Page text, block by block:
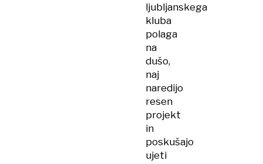
ljubljanskega
kluba
polaga
na
dušo,
naj
naredijo
resen
projekt
in
poskušajo
ujeti